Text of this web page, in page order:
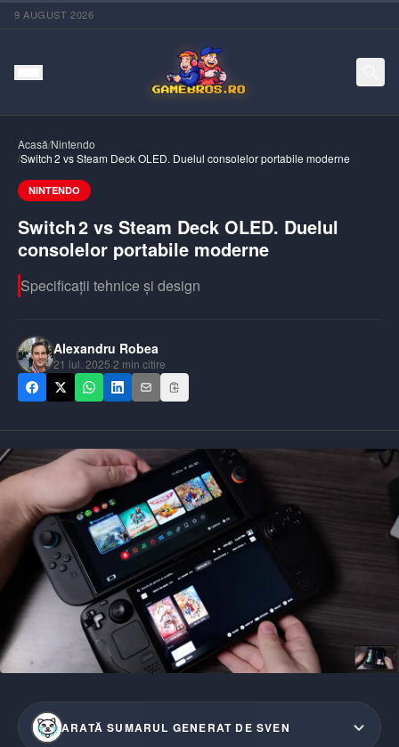
9 AUGUST 2026
Acasă/Nintendo
/Switch 2 vs Steam Deck OLED. Duelul consolelor portabile moderne
NINTENDO
Switch 2 vs Steam Deck OLED. Duelul
consolelor portabile moderne
Specificații tehnice și design
Alexandru Robea
21 iul. 2025·2 min citire
ARATĂ SUMARUL GENERAT DE SVEN